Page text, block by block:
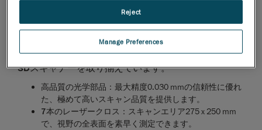
技術者から成るグローバルチームのサポートも提供し
ます。
シリーズは、HandySCAN 3D
基準たらしめている機能すべてを備えたプロ仕様の
3Dスキャナーを取り揃えています。
高品質の光学部品 ： 最大精度0.030 mmの信頼性に優れ
た、極めて高いスキャン品質を提供します。
7本のレーザークロス ： スキャンエリア275 x 250 mm
で、視野の全表面を素早く測定できます。
Manage Preferences
Reject